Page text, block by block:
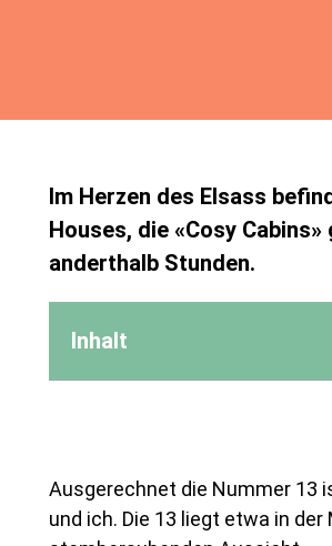
Im Herzen des Elsass
Houses, die «Cosy
anderthalb Stunden.
Inhalt
Ausgerechnet die Nummer 13
und ich. Die 13 liegt etwa in